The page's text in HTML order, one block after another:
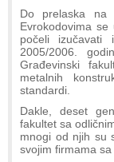
Do prelaska na
Evrokodovima
počeli izučavati
2005/2006.
Građevinski
metalnih
standardi.
Dakle, deset
fakultet sa
mnogi od njih su
svojim firmama sa